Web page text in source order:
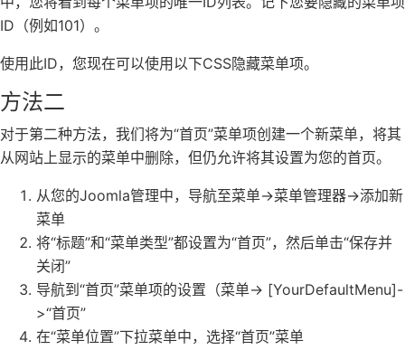
ID（例如101）。
使用此ID，您现在可以使用以下CSS隐藏菜单项。
方法二
对于第二种方法，我们将为“首页”菜单项创建一个新菜单，将其
从网站上显示的菜单中删除，但仍允许将其设置为您的首页。
从您的Joomla管理中，导航至菜单->菜单管理器->添加新
菜单
将“标题”和“菜单类型”都设置为“首页”，然后单击“保存并
关闭”
导航到“首页”菜单项的设置（菜单-> [YourDefaultMenu]-
>“首页”
在“菜单位置”下拉菜单中，选择“首页”菜单